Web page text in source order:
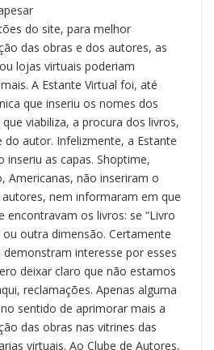
do site, para melhor
das obras e dos autores, as
lojas virtuais poderiam
A Estante Virtual foi, até
que inseriu os nomes dos
viabiliza, a procura dos livros,
do autor. Infelizmente, a Estante
inseriu as capas. Shoptime,
Americanas, não inseriram o
nem informaram em que
encontravam os livros: se “Livro
ou outra dimensão. Certamente
interesse por esses
deixar claro que não estamos
reclamações. Apenas alguma
sentido de aprimorar mais a
das obras nas vitrines das
virtuais. Ao Clube de Autores,